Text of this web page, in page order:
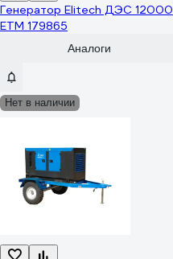
Генератор Elitech ДЭС 12000
ЕТM 179865
Аналоги
Нет в наличии